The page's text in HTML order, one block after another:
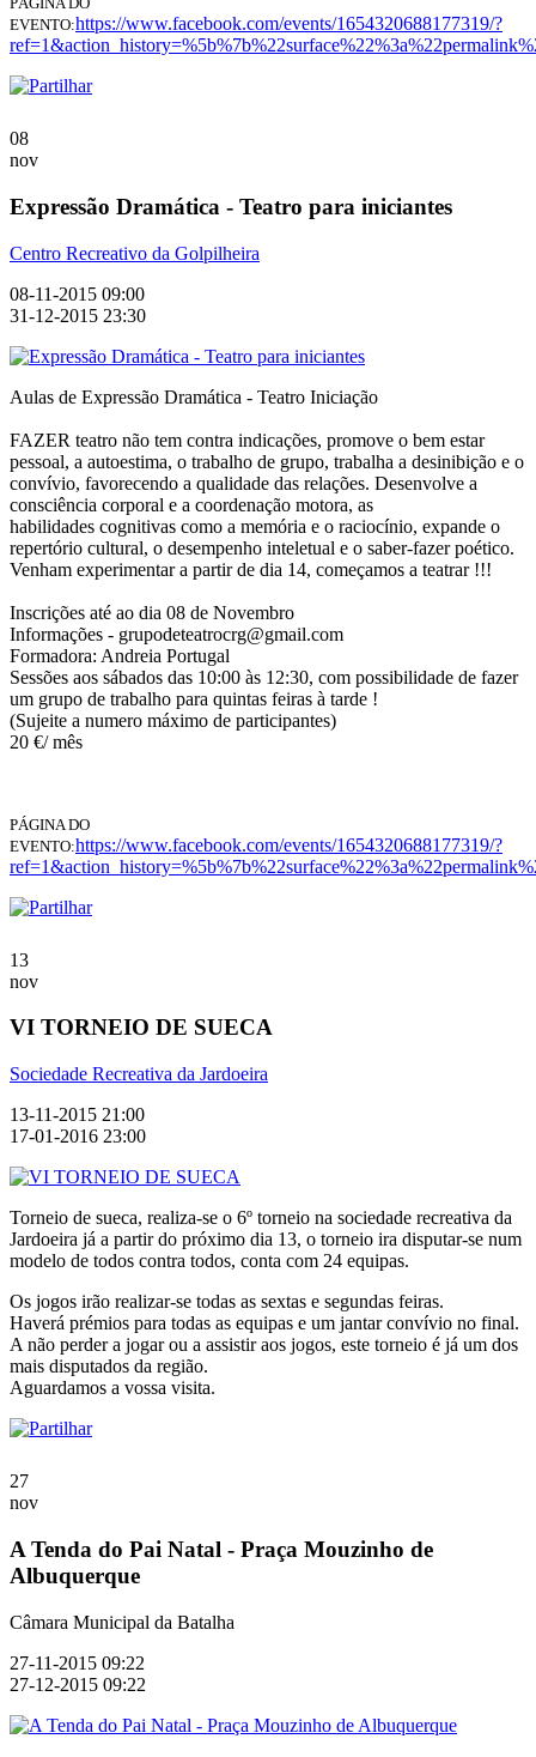
EVENTO:https://www.facebook.com/events/1654320688177319/?
08
nov
Expressão Dramática - Teatro para iniciantes
Centro Recreativo da Golpilheira
08-11-2015 09:00
31-12-2015 23:30
Aulas de Expressão Dramática - Teatro Iniciação
FAZER teatro não tem contra indicações, promove o bem estar
pessoal, a autoestima, o trabalho de grupo, trabalha a desinibição e o
convívio, favorecendo a qualidade das relações. Desenvolve a
consciência corporal e a coordenação motora, as
habilidades cognitivas como a memória e o raciocínio, expande o
repertório cultural, o desempenho inteletual e o saber-fazer poético.
Venham experimentar a partir de dia 14, começamos a teatrar !!!
Inscrições até ao dia 08 de Novembro
Informações - grupodeteatrocrg@gmail.com
Formadora: Andreia Portugal
Sessões aos sábados das 10:00 às 12:30, com possibilidade de fazer
um grupo de trabalho para quintas feiras à tarde !
(Sujeite a numero máximo de participantes)
20 €/ mês
PÁGINA DO
EVENTO:https://www.facebook.com/events/1654320688177319/?
13
nov
VI TORNEIO DE SUECA
Sociedade Recreativa da Jardoeira
13-11-2015 21:00
17-01-2016 23:00
Torneio de sueca, realiza-se o 6º torneio na sociedade recreativa da
Jardoeira já a partir do próximo dia 13, o torneio ira disputar-se num
modelo de todos contra todos, conta com 24 equipas.
Os jogos irão realizar-se todas as sextas e segundas feiras.
Haverá prémios para todas as equipas e um jantar convívio no final.
A não perder a jogar ou a assistir aos jogos, este torneio é já um dos
mais disputados da região.
Aguardamos a vossa visita.
27
nov
A Tenda do Pai Natal - Praça Mouzinho de
Albuquerque
Câmara Municipal da Batalha
27-11-2015 09:22
27-12-2015 09:22